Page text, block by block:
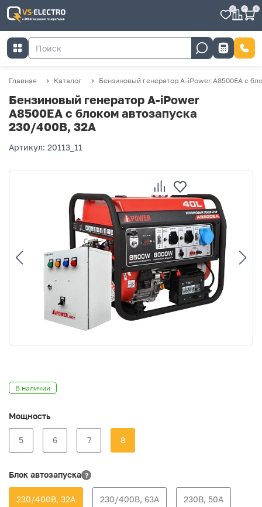
0 0 0
Главная Каталог Бензиновый генератор A-iPower A8500EA с
Бензиновый генератор A-iPower
A8500EA с блоком автозапуска
230/400В, 32А
Артикул: 20113_11
В наличии
Мощность
5 6 7 8
Блок автозапуска ?
230/400В, 32А 230/400В, 63А 230В, 50А